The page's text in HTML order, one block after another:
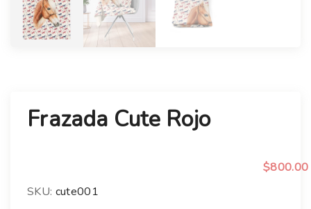
Frazada Cute Rojo
$800.00
SKU: cute001